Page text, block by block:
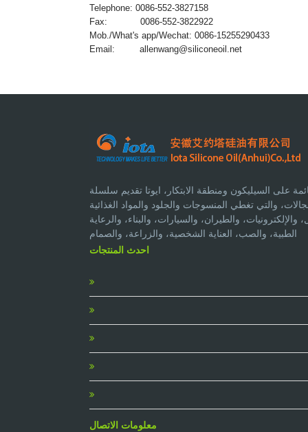
Telephone: 0086-552-3827158
Fax: 0086-552-3822922
Mob./What's app/Wechat: 0086-15255290433
Email: allenwang@siliconeoil.net
على السيليكون ومنطقة الابتكار، ايوتا تقديم سلسلة
والتي تغطي المنسوجات والجلود والمواد الغذائية
والطيران، والسيارات، والبناء، والرعاية
الطبية، والصب، العناية الشخصية، والزراعة، والصمام
احدث المنتجات
معلومات الاتصال